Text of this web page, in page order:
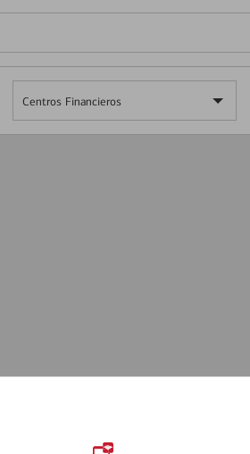
Centros Financieros